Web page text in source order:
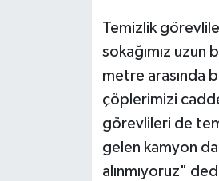
Temizlik
sokağımız uzun
metre arasında
çöplerimizi
görevlileri de
gelen kamyon
alınmıyoruz"